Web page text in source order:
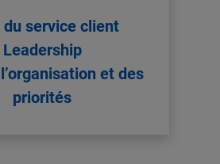
du service client
Leadership
et des
priorités